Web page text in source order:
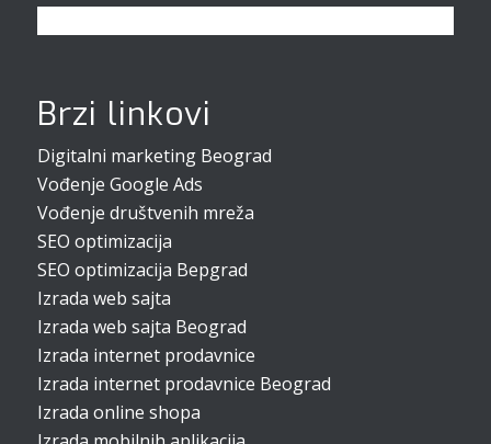
Brzi linkovi
Digitalni marketing Beograd
Vođenje Google Ads
Vođenje društvenih mreža
SEO optimizacija
SEO optimizacija Bepgrad
Izrada web sajta
Izrada web sajta Beograd
Izrada internet prodavnice
Izrada internet prodavnice Beograd
Izrada online shopa